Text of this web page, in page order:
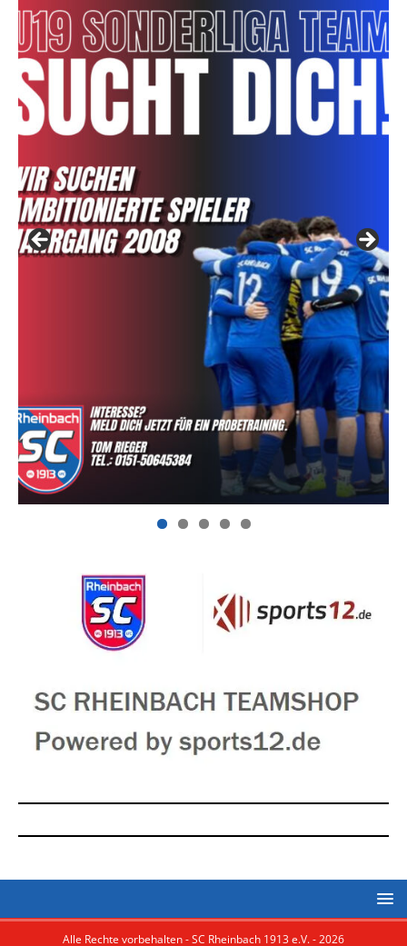
Alle Rechte vorbehalten - SC Rheinbach 1913 e.V. - 2026